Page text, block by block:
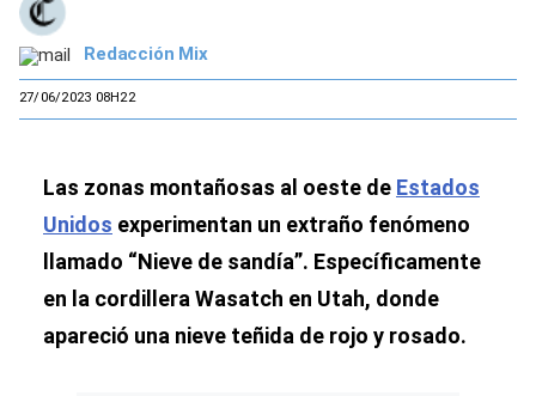
Redacción Mix
27/06/2023 08H22
Las zonas montañosas al oeste de Estados
Unidos experimentan un extraño fenómeno
llamado “Nieve de sandía”. Específicamente
en la cordillera Wasatch en Utah, donde
apareció una nieve teñida de rojo y rosado.